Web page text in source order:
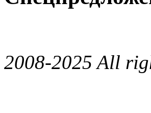
2008-2025 All